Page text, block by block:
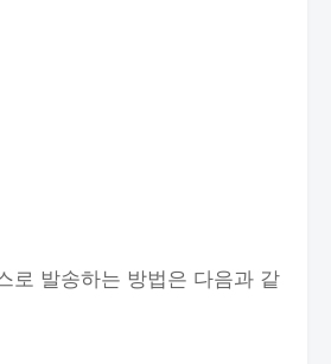
로 발송하는 방법은 다음과 같